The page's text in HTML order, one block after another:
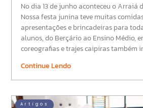
No dia 13 de junho aconteceu o Arraiá
Nossa festa junina teve muitas
apresentações e brincadeiras para
alunos, do Berçário ao Ensino Médio,
coreografias e trajes caipiras também
Continue Lendo
Artigos